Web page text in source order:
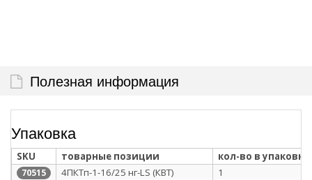
Полезная информация
Упаковка
SKU товарные позиции кол-во в упаковке
70515 4ПКТп-1-16/25 нг-LS (КВТ) 1